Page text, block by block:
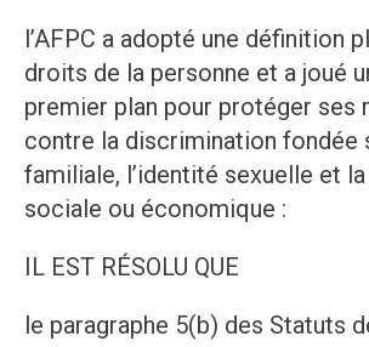
l’AFPC a adopté une définition
droits de la personne et a joué
premier plan pour protéger ses
contre la discrimination fondée
familiale, l’identité sexuelle et
sociale ou économique :
IL EST RÉSOLU QUE
le paragraphe 5(b) des Statuts